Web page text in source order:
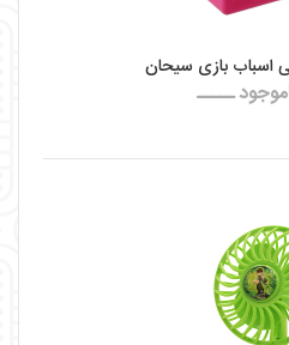
اسباب بازی سیحان
ـــــ